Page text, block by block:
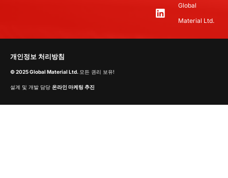
Global
Material Ltd.
개인정보 처리방침
© 2025 Global Material Ltd. 모든 권리 보유!
설계 및 개발 담당 온라인 마케팅 추진